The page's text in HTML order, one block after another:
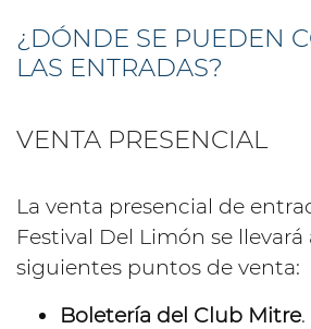
¿DÓNDE SE PUEDEN
LAS ENTRADAS?
VENTA PRESENCIAL
La venta presencial de
Festival Del Limón se
siguientes puntos de venta:
Boletería del Club Mitre